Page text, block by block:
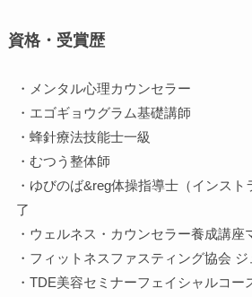
資格・受賞歴
・メンタル心理カウンセラー
・エゴギョウグラム基礎講師
・蜂針療法技能士一級
・むつう整体師
・ゆびのば&reg体操指導士（インス
了
・ウェルネス・カウンセラー養成講座
・フィットネスファスティング協会
・TDE美容セミナーフェイシャルコー